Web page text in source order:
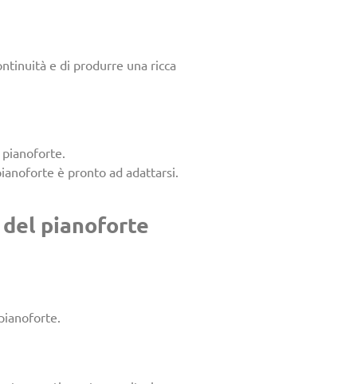
e di produrre una ricca
pianoforte.
è pronto ad adattarsi.
del pianoforte